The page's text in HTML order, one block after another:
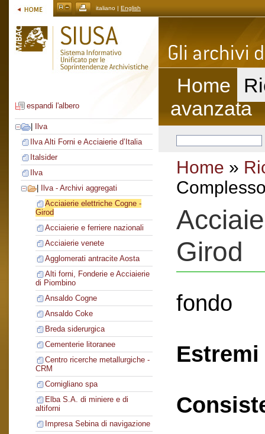
italiano | English
espandi l'albero
Ilva
Ilva Alti Forni e Acciaierie d’Italia
Italsider
Ilva
Ilva - Archivi aggregati
Acciaierie elettriche Cogne -
Girod
Acciaierie e ferriere nazionali
Acciaierie venete
Agglomerati antracite Aosta
Alti forni, Fonderie e Acciaierie
di Piombino
Ansaldo Cogne
Ansaldo Coke
Breda siderurgica
Cementerie litoranee
Centro ricerche metallurgiche -
CRM
Cornigliano spa
Elba S.A. di miniere e di
altiforni
Impresa Sebina di navigazione
Home
avanzata
Home »
Girod
fondo